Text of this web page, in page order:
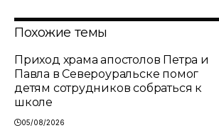
Похожие темы
Приход храма апостолов Петра и
Павла в Североуральске помог
детям сотрудников собраться к
школе
05/08/2026